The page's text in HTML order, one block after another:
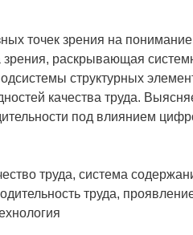
точек зрения на понимание
зрения, раскрывающая
структурных
качества труда.
под влиянием
труда, система
труда,